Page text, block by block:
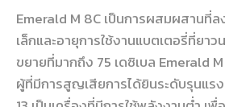
Emerald M 8C เป็นการผสมผสานที่
เล็กและอายุการใช้งานแบตเตอรี่ที่ยา
ขยายที่มากถึง 75 เดซิเบล Emerald
ผู้ที่มีการสูญเสียการได้ยินระดับรุนแร